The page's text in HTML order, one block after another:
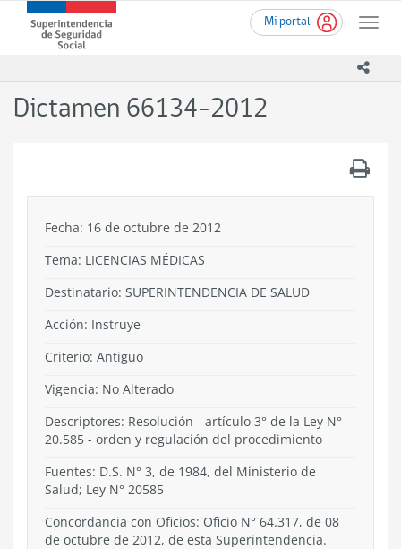
contenido
Mi portal
Toggle
Superintendencia
de
-
Dictamen 66134-2012
Fecha: 16 de octubre de 2012
Tema: LICENCIAS MÉDICAS
Destinatario: SUPERINTENDENCIA DE SALUD
Acción: Instruye
Criterio: Antiguo
Vigencia: No Alterado
Descriptores: Resolución - artículo 3° de la Ley N°
20.585 - orden y regulación del procedimiento
Fuentes: D.S. N° 3, de 1984, del Ministerio de
Salud; Ley N° 20585
Concordancia con Oficios: Oficio N° 64.317, de 08
de octubre de 2012, de esta Superintendencia.